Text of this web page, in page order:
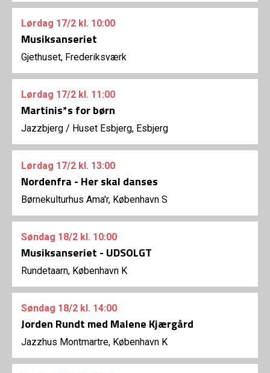
Lørdag 17/2 kl. 10:00
Musiksanseriet
Gjethuset, Frederiksværk
Lørdag 17/2 kl. 11:00
Martinis*s for børn
Jazzbjerg / Huset Esbjerg, Esbjerg
Lørdag 17/2 kl. 13:00
Nordenfra - Her skal danses
Børnekulturhus Ama'r, København S
Søndag 18/2 kl. 10:00
Musiksanseriet - UDSOLGT
Rundetaarn, København K
Søndag 18/2 kl. 14:00
Jorden Rundt med Malene Kjærgård
Jazzhus Montmartre, København K